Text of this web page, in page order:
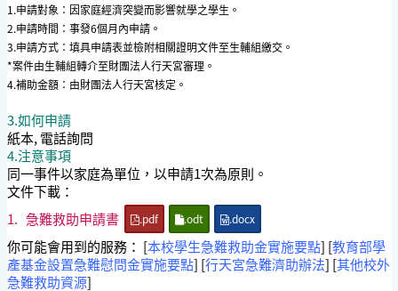
1.申請對象：因家庭經濟突變而影響就學之學生。
2.申請時間：事發6個月內申請。
3.申請方式：填具申請表並檢附相關證明文件至生輔組繳交。
*案件由生輔組轉介至財團法人行天宮審理。
4.補助金額：由財團法人行天宮核定。
3.如何申請
紙本, 電話詢問
4.注意事項
同一事件以家庭為單位，以申請1次為原則。
文件下載：
1. 急難救助申請書 .pdf .odt .docx
你可能會用到的服務： [本校學生急難救助金實施要點] [教育部學
產基金設置急難慰問金實施要點] [行天宮急難濟助辦法] [其他校外
急難救助資源]